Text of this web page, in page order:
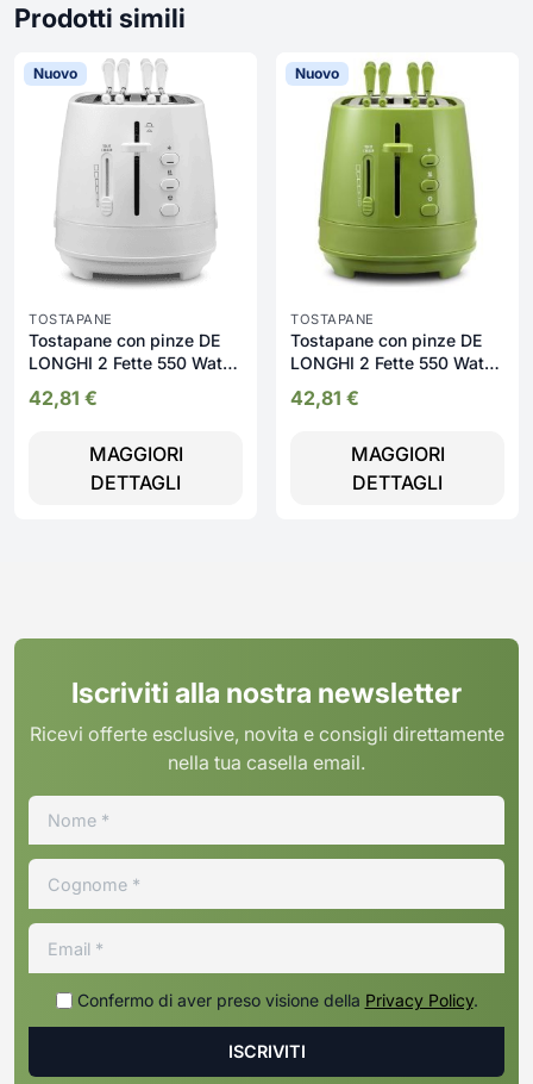
Prodotti simili
Nuovo
TOSTAPANE
Tostapane con pinze DE
LONGHI 2 Fette 550 Watt
42,81 €
MAGGIORI
DETTAGLI
Nuovo
TOSTAPANE
Tostapane con pinze DE
LONGHI 2 Fette 550 Watt
42,81 €
MAGGIORI
DETTAGLI
Iscriviti alla nostra newsletter
Ricevi offerte esclusive, novita e consigli direttamente
nella tua casella email.
Confermo di aver preso visione della Privacy Policy.